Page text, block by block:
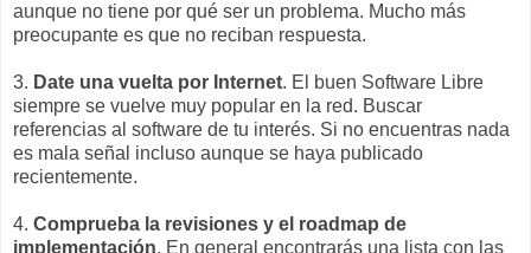
aunque no tiene por qué ser un problema. Mucho más
preocupante es que no reciban respuesta.
3. Date una vuelta por Internet. El buen Software Libre
siempre se vuelve muy popular en la red. Buscar
referencias al software de tu interés. Si no encuentras nada
es mala señal incluso aunque se haya publicado
recientemente.
4. Comprueba la revisiones y el roadmap de
implementación. En general encontrarás una lista con las